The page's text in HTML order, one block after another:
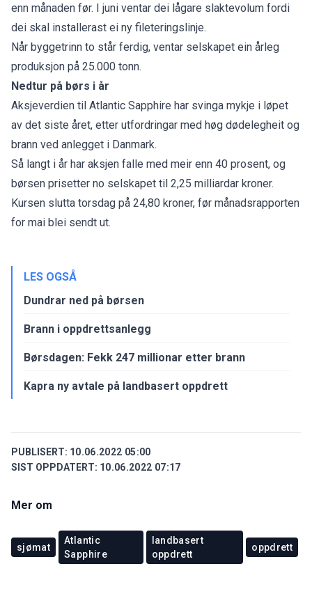
enn månaden før. I juni ventar dei lågare slaktevolum fordi
dei skal installerast ei ny fileteringslinje.
Når byggetrinn to står ferdig, ventar selskapet ein årleg
produksjon på 25.000 tonn.
Nedtur på børs i år
Aksjeverdien til Atlantic Sapphire har svinga mykje i løpet
av det siste året, etter utfordringar med høg dødelegheit og
brann ved anlegget i Danmark.
Så langt i år har aksjen falle med meir enn 40 prosent, og
børsen prisetter no selskapet til 2,25 milliardar kroner.
Kursen slutta torsdag på 24,80 kroner, før månadsrapporten
for mai blei sendt ut.
LES OGSÅ
Dundrar ned på børsen
Brann i oppdrettsanlegg
Børsdagen: Fekk 247 millionar etter brann
Kapra ny avtale på landbasert oppdrett
PUBLISERT: 10.06.2022 05:00
SIST OPPDATERT: 10.06.2022 07:17
Mer om
sjømat
Atlantic
Sapphire
landbasert
oppdrett
oppdrett